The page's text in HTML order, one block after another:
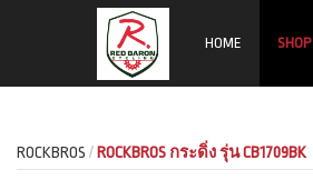
HOME SHOP
ROCKBROS ROCKBROS กระดิ่ง รุ่น CB1709BK